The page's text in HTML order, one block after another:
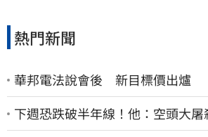
熱門新聞
華邦電法說會後 新目標價出爐
下週恐跌破半年線！他：空頭大